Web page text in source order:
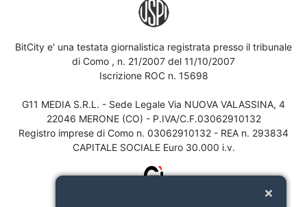
BitCity e' una testata giornalistica registrata presso il tribunale
di Como , n. 21/2007 del 11/10/2007
Iscrizione ROC n. 15698
G11 MEDIA S.R.L. - Sede Legale Via NUOVA VALASSINA, 4
22046 MERONE (CO) - P.IVA/C.F.03062910132
Registro imprese di Como n. 03062910132 - REA n. 293834
CAPITALE SOCIALE Euro 30.000 i.v.